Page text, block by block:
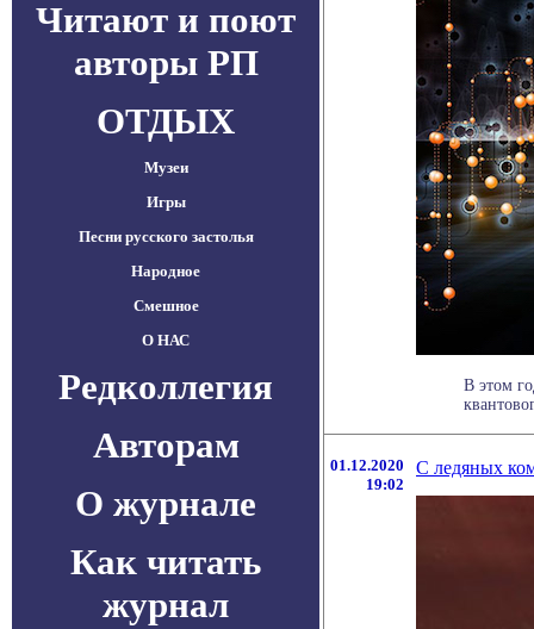
Читают и поют
авторы РП
ОТДЫХ
Музеи
Игры
Песни русского застолья
Народное
Смешное
О НАС
Редколлегия
Авторам
О журнале
Как читать
журнал
В этом
01.12.2020
19:02
С ледяных